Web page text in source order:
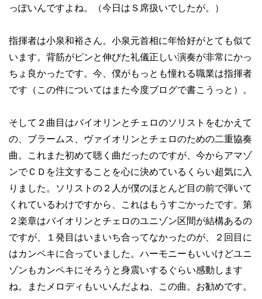
っぽいんですよね。（今日はＳ席扱いでしたが。）
指揮者は小泉和裕さん。小泉元首相に年恰好がとても似て
います。背筋がピンと伸びた礼儀正しい演奏が非常にかっ
ちょ良かったです。今、僕がもっとも憧れる職業は指揮者
です（この件についてはまた今度ブログで書こうっと）。
そして２曲目はバイオリンとチェロのソリストをむかえて
の、ブラームス、ヴァイオリンとチェロのための二重協奏
曲。これまた初めて聴く曲だったのですが、今からアマゾ
ンでＣＤを注文することを心に決めているくらい超気に入
りました。ソリストの２人が僕のほとんど目の前で弾いて
くれているわけですから、これはもうすごかったです。第
２楽章はバイオリンとチェロのユニゾン区間が結構あるの
ですが、１発目はいまいち合ってなかったのが、２回目に
はカンペキに合っていました。ハーモニーもいいけどユニ
ゾンもカンペキにそろうと身震いするぐらい感動します
ね。またメロディもいいんだよね、この曲。お勧めです。